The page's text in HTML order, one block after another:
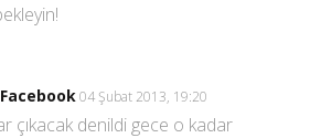
04 Şubat 2013, 19:20
çıkacak denildi gece o kadar